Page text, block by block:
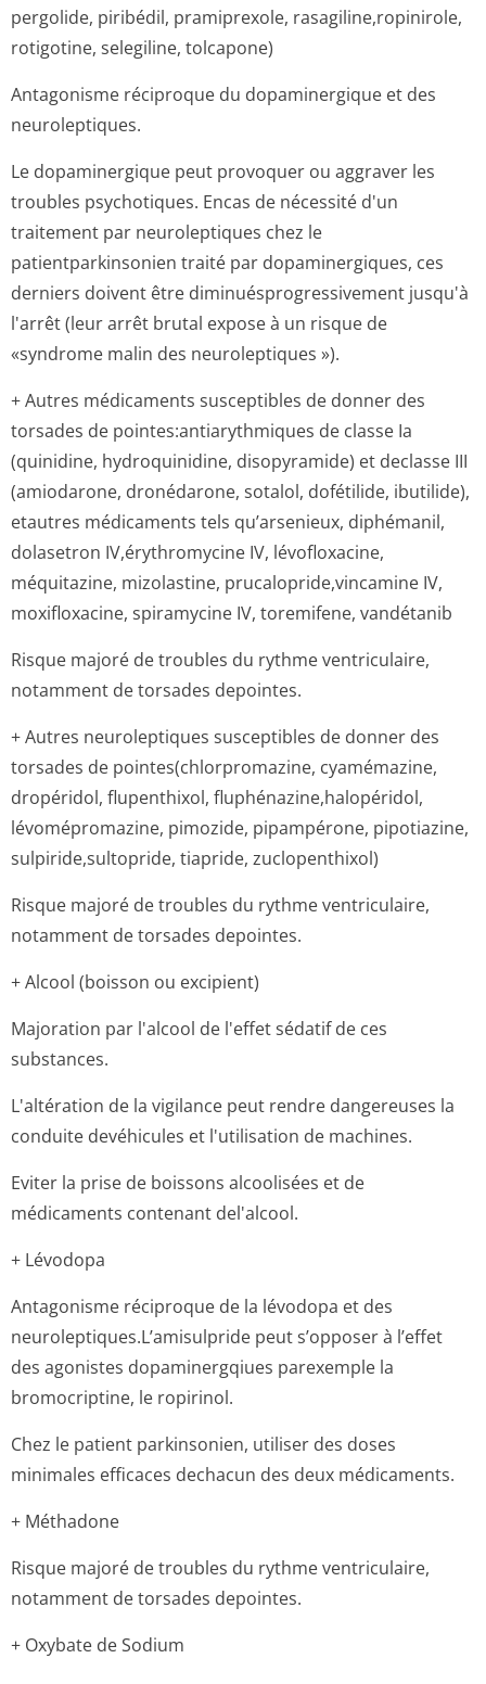
pergolide, piribédil, pramiprexole, rasagiline,ro­pinirole,
rotigotine, selegiline, tolcapone)
Antagonisme réciproque du dopaminergique et des
neuroleptiques.
Le dopaminergique peut provoquer ou aggraver les
troubles psychotiques. Encas de nécessité d'un
traitement par neuroleptiques chez le
patientparkinsonien traité par dopaminergiques, ces
derniers doivent être diminuésprogres­sivement jusqu'à
l'arrêt (leur arrêt brutal expose à un risque de
«syndrome malin des neuroleptiques »).
+ Autres médicaments susceptibles de donner des
torsades de pointes:antia­rythmiques de classe Ia
(quinidine, hydroquinidine, disopyramide) et declasse III
(amiodarone, dronédarone, sotalol, dofétilide, ibutilide),
etautres médicaments tels qu’arsenieux, diphémanil,
dolasetron IV,érythromycine IV, lévofloxacine,
méquitazine, mizolastine, prucalopride,vin­camine IV,
moxifloxacine, spiramycine IV, toremifene, vandétanib
Risque majoré de troubles du rythme ventriculaire,
notamment de torsades depointes.
+ Autres neuroleptiques susceptibles de donner des
torsades de pointes(chlor­promazine, cyamémazine,
dropéridol, flupenthixol, fluphénazine,ha­lopéridol,
lévomépromazine, pimozide, pipampérone, pipotiazine,
sulpiride,sul­topride, tiapride, zuclopenthixol)
Risque majoré de troubles du rythme ventriculaire,
notamment de torsades depointes.
+ Alcool (boisson ou excipient)
Majoration par l'alcool de l'effet sédatif de ces
substances.
L'altération de la vigilance peut rendre dangereuses la
conduite devéhicules et l'utilisation de machines.
Eviter la prise de boissons alcoolisées et de
médicaments contenant del'alcool.
+ Lévodopa
Antagonisme réciproque de la lévodopa et des
neuroleptiques­.L’amisulpride peut s’opposer à l’effet
des agonistes dopaminergqiues parexemple la
bromocriptine, le ropirinol.
Chez le patient parkinsonien, utiliser des doses
minimales efficaces dechacun des deux médicaments.
+ Méthadone
Risque majoré de troubles du rythme ventriculaire,
notamment de torsades depointes.
+ Oxybate de Sodium